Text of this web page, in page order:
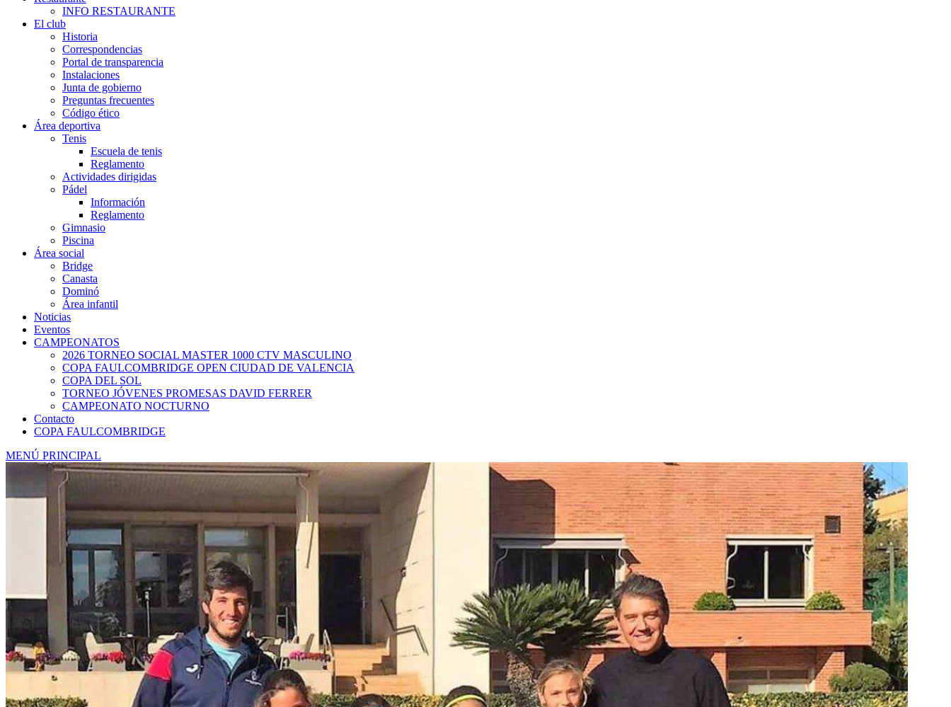
INFO RESTAURANTE
El club
Historia
Correspondencias
Portal de transparencia
Instalaciones
Junta de gobierno
Preguntas frecuentes
Código ético
Área deportiva
Tenis
Escuela de tenis
Reglamento
Actividades dirigidas
Pádel
Información
Reglamento
Gimnasio
Piscina
Área social
Bridge
Canasta
Dominó
Área infantil
Noticias
Eventos
CAMPEONATOS
2026 TORNEO SOCIAL MASTER 1000 CTV MASCULINO
COPA FAULCOMBRIDGE OPEN CIUDAD DE VALENCIA
COPA DEL SOL
TORNEO JÓVENES PROMESAS DAVID FERRER
CAMPEONATO NOCTURNO
Contacto
COPA FAULCOMBRIDGE
MENÚ PRINCIPAL